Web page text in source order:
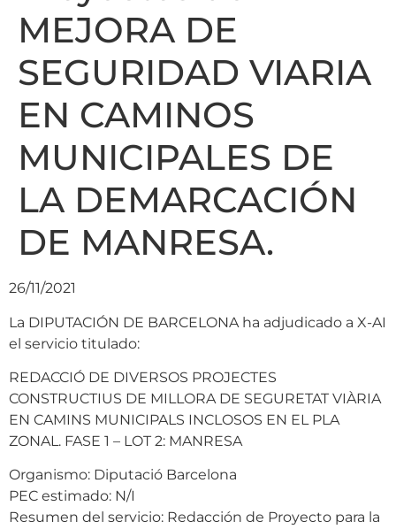
MEJORA DE
SEGURIDAD VIARIA
EN CAMINOS
MUNICIPALES DE
LA DEMARCACIÓN
DE MANRESA.
26/11/2021
La DIPUTACIÓN DE BARCELONA ha adjudicado a X-AI
el servicio titulado:
REDACCIÓ DE DIVERSOS PROJECTES
CONSTRUCTIUS DE MILLORA DE SEGURETAT VIÀRIA
EN CAMINS MUNICIPALS INCLOSOS EN EL PLA
ZONAL. FASE 1 – LOT 2: MANRESA
Organismo: Diputació Barcelona
PEC estimado: N/I
Resumen del servicio: Redacción de Proyecto para la